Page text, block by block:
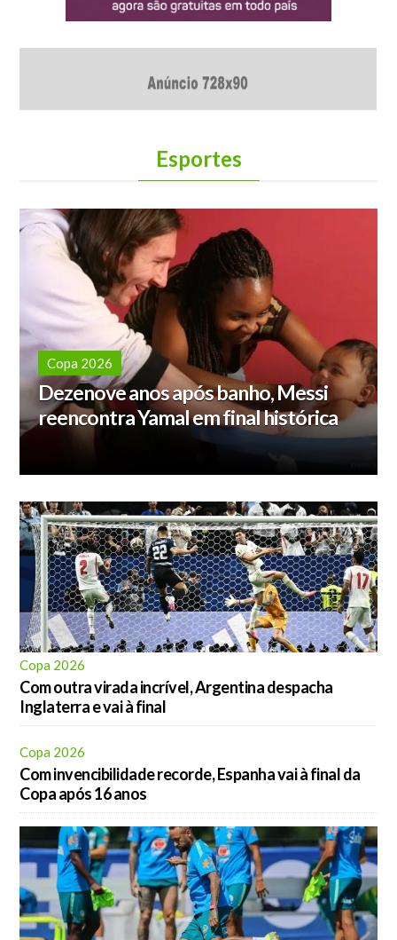
Esportes
Copa 2026
Dezenove anos após banho, Messi
reencontra Yamal em final histórica
Copa 2026
Com outra virada incrível, Argentina despacha
Inglaterra e vai à final
Copa 2026
Com invencibilidade recorde, Espanha vai à final da
Copa após 16 anos